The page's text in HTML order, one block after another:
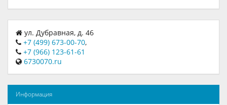
ул. Дубравная, д. 46
+7 (499) 673-00-70,
+7 (966) 123-61-61
6730070.ru
Информация